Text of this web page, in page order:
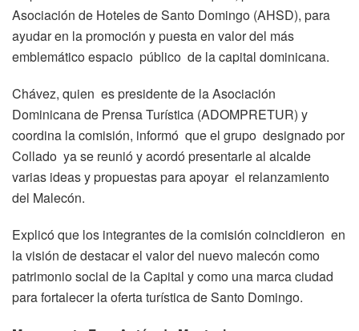
Asociación de Hoteles de Santo Domingo (AHSD), para
ayudar en la promoción y puesta en valor del más
emblemático espacio público de la capital dominicana.
Chávez, quien es presidente de la Asociación
Dominicana de Prensa Turística (ADOMPRETUR) y
coordina la comisión, informó que el grupo designado por
Collado ya se reunió y acordó presentarle al alcalde
varias ideas y propuestas para apoyar el relanzamiento
del Malecón.
Explicó que los integrantes de la comisión coincidieron en
la visión de destacar el valor del nuevo malecón como
patrimonio social de la Capital y como una marca ciudad
para fortalecer la oferta turística de Santo Domingo.